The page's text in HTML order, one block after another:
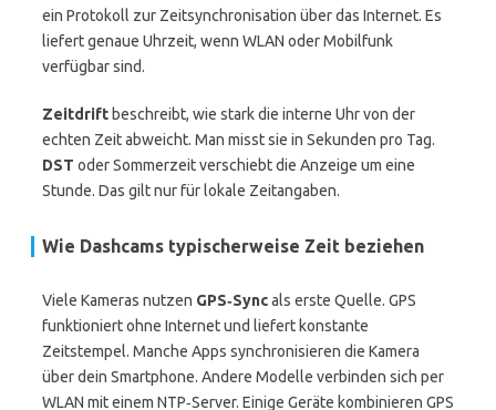
ein Protokoll zur Zeitsynchronisation über das Internet. Es
liefert genaue Uhrzeit, wenn WLAN oder Mobilfunk
verfügbar sind.
Zeitdrift beschreibt, wie stark die interne Uhr von der
echten Zeit abweicht. Man misst sie in Sekunden pro Tag.
DST oder Sommerzeit verschiebt die Anzeige um eine
Stunde. Das gilt nur für lokale Zeitangaben.
Wie Dashcams typischerweise Zeit beziehen
Viele Kameras nutzen GPS‑Syncals erste Quelle. GPS
funktioniert ohne Internet und liefert konstante
Zeitstempel. Manche Apps synchronisieren die Kamera
über dein Smartphone. Andere Modelle verbinden sich per
WLAN mit einem NTP‑Server. Einige Geräte kombinieren GPS